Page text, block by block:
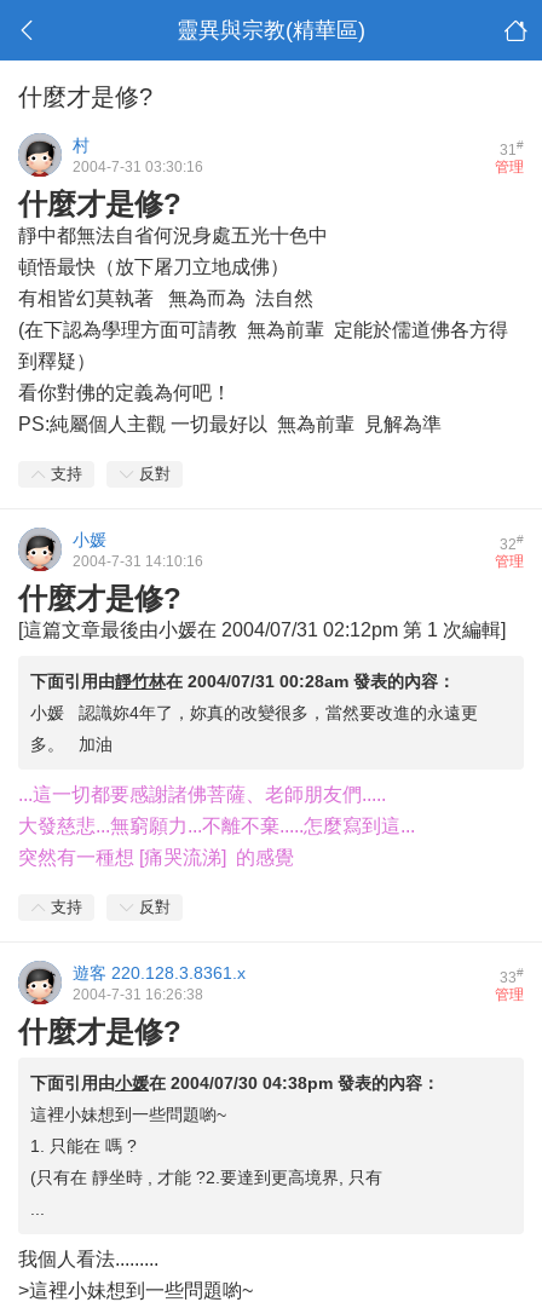
靈異與宗教(精華區)
什麼才是修?
31#
村
管理
2004-7-31 03:30:16
什麼才是修?
靜中都無法自省何況身處五光十色中
頓悟最快（放下屠刀立地成佛）
有相皆幻莫執著 無為而為 法自然
(在下認為學理方面可請教 無為前輩 定能於儒道佛各方得
到釋疑）
看你對佛的定義為何吧！
PS:純屬個人主觀 一切最好以 無為前輩 見解為準
支持 反對
32#
小媛
管理
2004-7-31 14:10:16
什麼才是修?
[這篇文章最後由小媛在 2004/07/31 02:12pm 第 1 次編輯]
下面引用由靜竹林在 2004/07/31 00:28am 發表的內容：
小媛 認識妳4年了，妳真的改變很多，當然要改進的永遠更
多。 加油
...這一切都要感謝諸佛菩薩、老師朋友們.....
大發慈悲...無窮願力...不離不棄.....怎麼寫到這...
突然有一種想 [痛哭流涕] 的感覺
支持 反對
33#
遊客 220.128.3.8361.x
管理
2004-7-31 16:26:38
什麼才是修?
下面引用由小媛在 2004/07/30 04:38pm 發表的內容：
這裡小妹想到一些問題喲~
1. 只能在 嗎 ?
(只有在 靜坐時 , 才能 ?2.要達到更高境界, 只有
我個人看法.........
>這裡小妹想到一些問題喲~